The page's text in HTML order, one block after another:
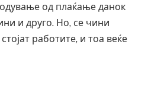
од плаќање данок
и друго. Но, се чини
работите, и тоа веќе